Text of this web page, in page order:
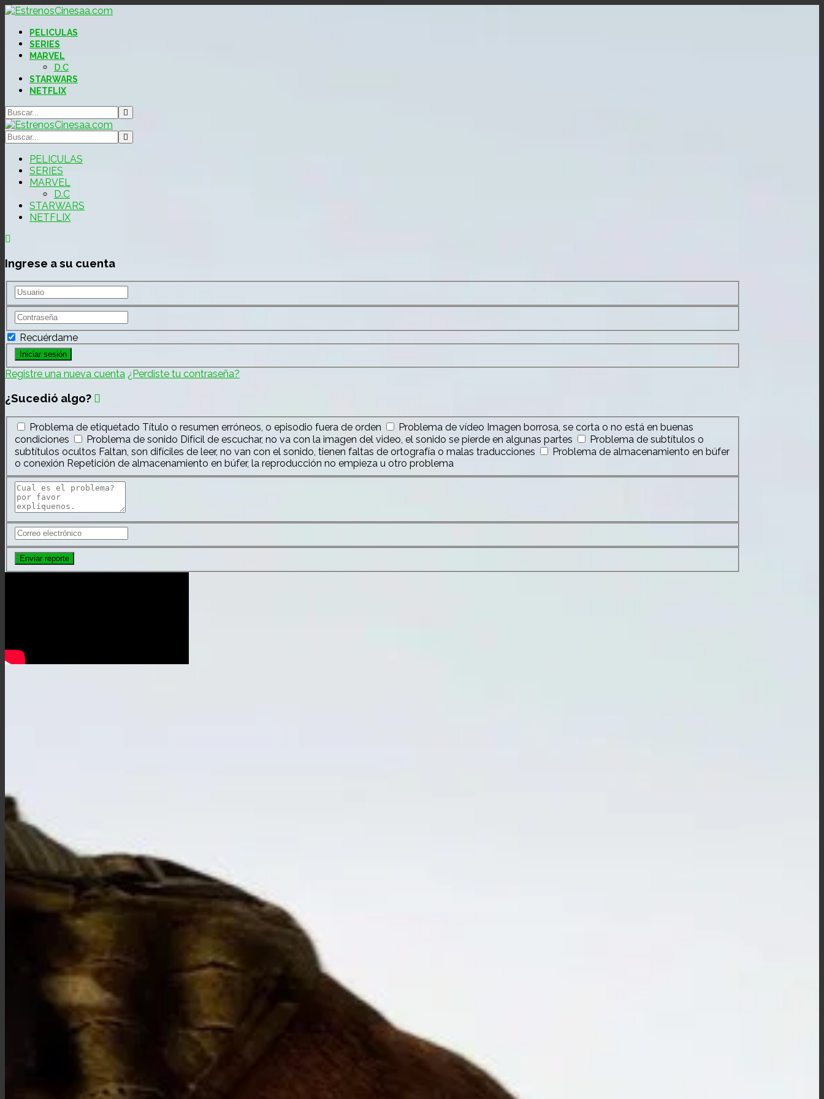
PELICULAS
SERIES
MARVEL
D.C
STARWARS
NETFLIX
PELICULAS
SERIES
MARVEL
D.C
STARWARS
NETFLIX
Ingrese a su cuenta
Recuérdame
Registre una nueva cuenta ¿Perdiste tu contraseña?
¿Sucedió algo?
Problema de etiquetado Título o resumen erróneos, o episodio fuera de orden Problema de vídeo Imagen borrosa, se corta o no está en buenas
condiciones
Problema de sonido Difícil de escuchar, no va con la imagen del video, el sonido se pierde en algunas partes
Problema de subtítulos o
subtítulos ocultos Faltan, son difíciles de leer, no van con el sonido, tienen faltas de ortografía o malas traducciones
Problema de almacenamiento en búfer
o conexión Repetición de almacenamiento en búfer, la reproducción no empieza u otro problema